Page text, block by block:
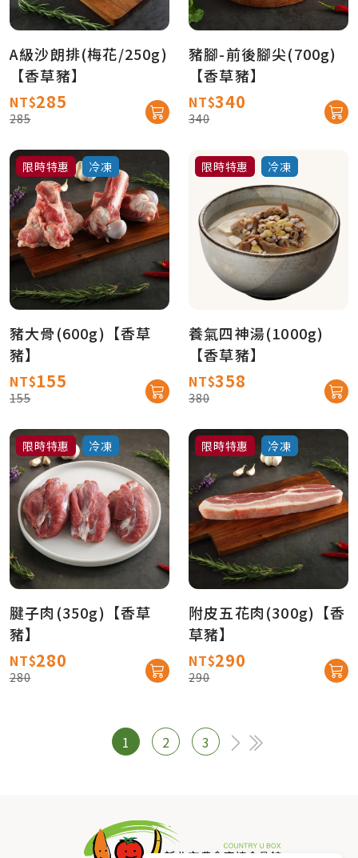
A級沙朗排(梅花/250g)
【香草豬】
NT$285
285
豬腳-前後腳尖(700g)
【香草豬】
NT$340
340
限時特惠 冷凍
豬大骨(600g)【香草
豬】
NT$155
155
限時特惠 冷凍
養氣四神湯(1000g)
【香草豬】
NT$358
380
限時特惠 冷凍
腱子肉(350g)【香草
豬】
NT$280
280
限時特惠 冷凍
附皮五花肉(300g)【香
草豬】
NT$290
290
1 2 3